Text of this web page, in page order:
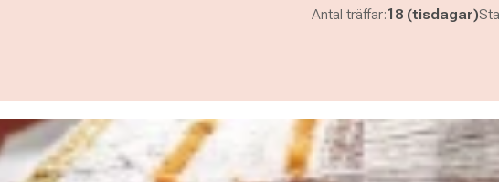
Antal träffar:18 (tisdagar)